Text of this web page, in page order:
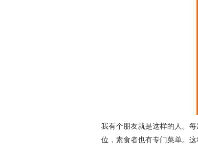
我有个朋友就是这样的人。
位，素食者也有专门菜单。